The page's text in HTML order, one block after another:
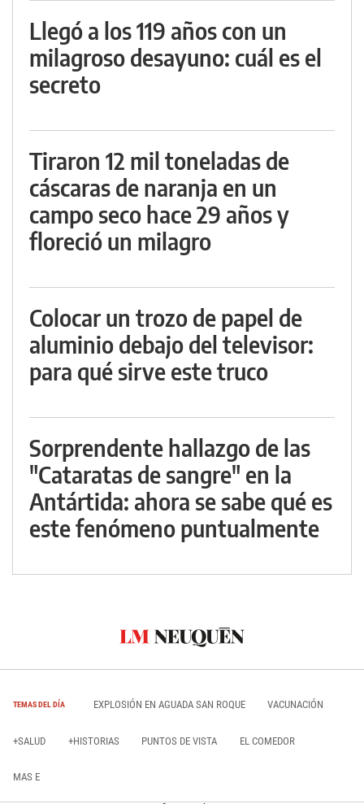
Llegó a los 119 años con un
milagroso desayuno: cuál es el
secreto
Tiraron 12 mil toneladas de
cáscaras de naranja en un
campo seco hace 29 años y
floreció un milagro
Colocar un trozo de papel de
aluminio debajo del televisor:
para qué sirve este truco
Sorprendente hallazgo de las
"Cataratas de sangre" en la
Antártida: ahora se sabe qué es
este fenómeno puntualmente
TEMAS DEL DÍA EXPLOSIÓN EN AGUADA SAN ROQUE VACUNACIÓN
+SALUD +HISTORIAS PUNTOS DE VISTA EL COMEDOR
MAS E